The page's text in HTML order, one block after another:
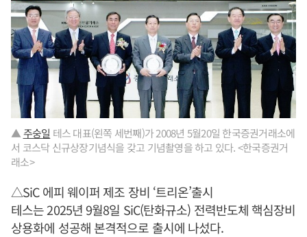
▲주숭일 테스 대표(왼쪽 세번째)가 2008년 5월20일 한국증권거래소에
서 코스닥 신규상장기념식을 갖고 기념촬영을 하고 있다. <한국증권거
래소>
△SiC 에피 웨이퍼 제조 장비 ‘트리온’출시
테스는 2025년 9월8일 SiC(탄화규소) 전력반도체 핵심장비
상용화에 성공해 본격적으로 출시에 나섰다.